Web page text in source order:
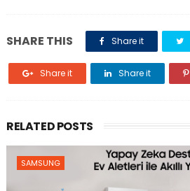
SHARE THIS Share it
Share it Share it
RELATED POSTS
SAMSUNG